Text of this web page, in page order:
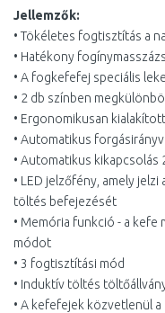
Jellemzők:
• Tökéletes fogtisztítás a
• Hatékony
• A fogkefefej speciális
• 2 db színben
• Ergonomikusan
• Automatikus
• Automatikus kikapcsolás
• LED jelzőfény, amely
töltés befejezését
• Memória funkció - a
módot
• 3 fogtisztítási mód
• Induktív töltés
• A kefefejek közvetlenül